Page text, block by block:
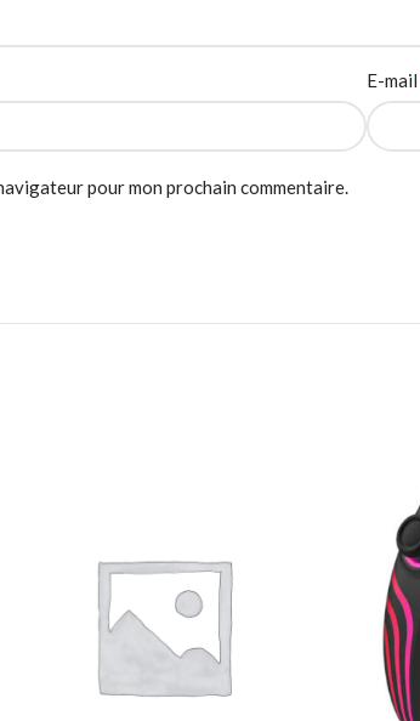
E-mail
pour mon prochain commentaire.